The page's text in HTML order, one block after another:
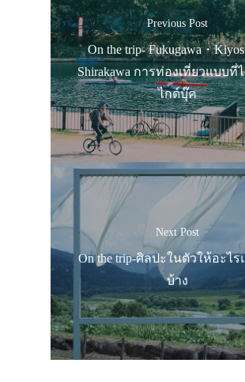
Previous Post
On the trip- Fukugawa・
Shirakawa การท่องเที่ยวแบบที่
ไกด์บุ๊ค
Next Post
On the trip-ศิลปะในตัวให้อะไ
บ้าง